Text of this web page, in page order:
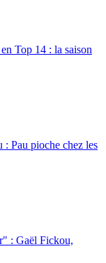
Top 14 : la saison
Pau pioche chez les
: Gaël Fickou,